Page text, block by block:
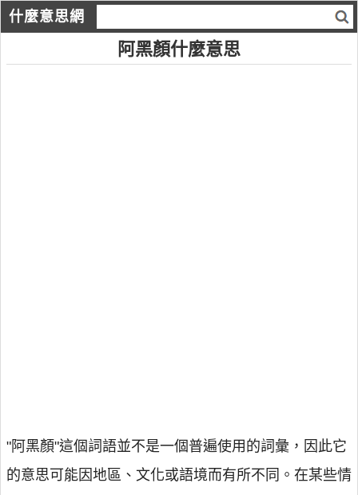
什麼意思網
阿黑顏什麼意思
"阿黑顏"這個詞語並不是一個普遍使用的詞彙，因此它
的意思可能因地區、文化或語境而有所不同。在某些情